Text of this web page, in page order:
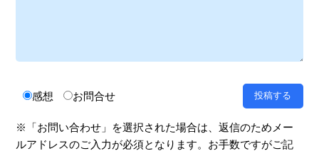
感想 お問合せ
※「お問い合わせ」を選択された場合は、返信のためメー
ルアドレスのご入力が必須となります。お手数ですがご記